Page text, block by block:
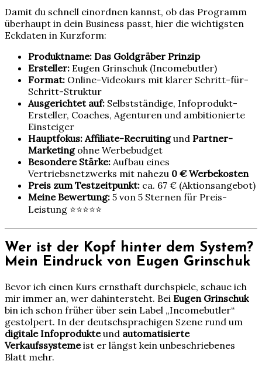
Damit du schnell einordnen kannst, ob das Programm
überhaupt in dein Business passt, hier die wichtigsten
Eckdaten in Kurzform:
Produktname: Das Goldgräber Prinzip
Ersteller: Eugen Grinschuk (Incomebutler)
Format: Online-Videokurs mit klarer Schritt-für-
Schritt-Struktur
Ausgerichtet auf: Selbstständige, Infoprodukt-
Ersteller, Coaches, Agenturen und ambitionierte
Einsteiger
Hauptfokus: Affiliate-Recruitingund Partner-
Marketingohne Werbebudget
Besondere Stärke: Aufbau eines
Vertriebsnetzwerks mit nahezu 0 € Werbekosten
Preis zum Testzeitpunkt: ca. 67 € (Aktionsangebot)
Meine Bewertung: 5 von 5 Sternen für Preis-
Leistung ⭐⭐⭐⭐⭐
Wer ist der Kopf hinter dem System?
Mein Eindruck von Eugen Grinschuk
Bevor ich einen Kurs ernsthaft durchspiele, schaue ich
mir immer an, wer dahintersteht. Bei Eugen Grinschuk
bin ich schon früher über sein Label „Incomebutler“
gestolpert. In der deutschsprachigen Szene rund um
digitale Infoprodukteund automatisierte
Verkaufssystemeist er längst kein unbeschriebenes
Blatt mehr.